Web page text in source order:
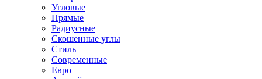
Угловые
Прямые
Радиусные
Скошенные углы
Стиль
Современные
Евро